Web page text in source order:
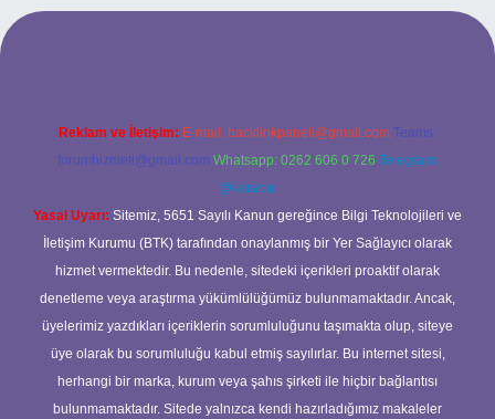
Reklam ve İletişim: E-mail: backlinkpaneli@gmail.com Teams:
forumhizmeti@gmail.com Whatsapp: 0262 606 0 726 Telegram:
@karabul
Yasal Uyarı: Sitemiz, 5651 Sayılı Kanun gereğince Bilgi Teknolojileri ve
İletişim Kurumu (BTK) tarafından onaylanmış bir Yer Sağlayıcı olarak
hizmet vermektedir. Bu nedenle, sitedeki içerikleri proaktif olarak
denetleme veya araştırma yükümlülüğümüz bulunmamaktadır. Ancak,
üyelerimiz yazdıkları içeriklerin sorumluluğunu taşımakta olup, siteye
üye olarak bu sorumluluğu kabul etmiş sayılırlar. Bu internet sitesi,
herhangi bir marka, kurum veya şahıs şirketi ile hiçbir bağlantısı
bulunmamaktadır. Sitede yalnızca kendi hazırladığımız makaleler